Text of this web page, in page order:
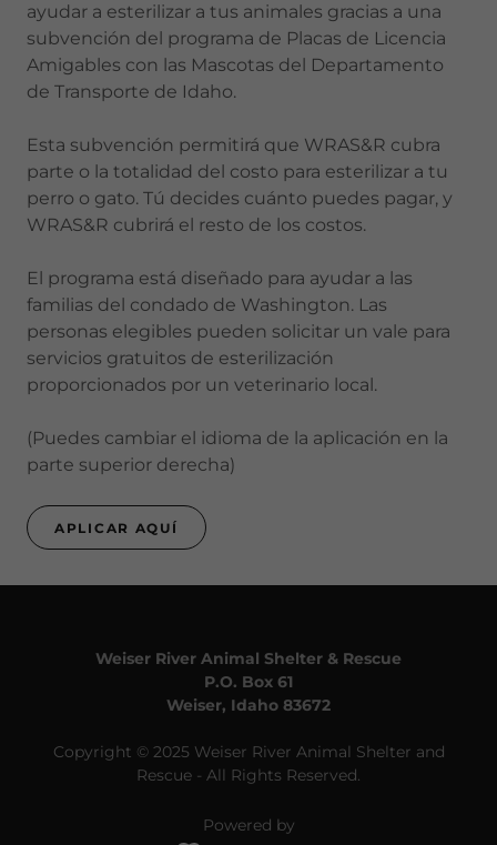
ayudar a esterilizar a tus animales gracias a una
subvención del programa de Placas de Licencia
Amigables con las Mascotas del Departamento
de Transporte de Idaho.
Esta subvención permitirá que WRAS&R cubra
parte o la totalidad del costo para esterilizar a tu
perro o gato. Tú decides cuánto puedes pagar, y
WRAS&R cubrirá el resto de los costos.
El programa está diseñado para ayudar a las
familias del condado de Washington. Las
personas elegibles pueden solicitar un vale para
servicios gratuitos de esterilización
proporcionados por un veterinario local.
(Puedes cambiar el idioma de la aplicación en la
parte superior derecha)
APLICAR AQUÍ
Weiser River Animal Shelter & Rescue
P.O. Box 61
Weiser, Idaho 83672
Copyright © 2025 Weiser River Animal Shelter and
Rescue - All Rights Reserved.
Powered by